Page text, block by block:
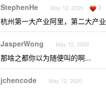
StephenHe May 12, 2020 3
杭州第一大产业阿里，第二大产
JasperWong May 12, 2020
那啥之都你以为随便叫的啊...
jchencode May 12, 2020